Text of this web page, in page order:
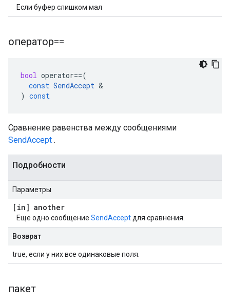
Если буфер слишком мал
оператор==
bool operator==(
const SendAccept &
) const
Сравнение равенства между сообщениями
SendAccept .
Подробности
Параметры
[in] another
Еще одно сообщение SendAccept для сравнения.
Возврат
true, если у них все одинаковые поля.
пакет